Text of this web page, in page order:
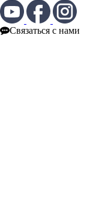
Связаться с нами